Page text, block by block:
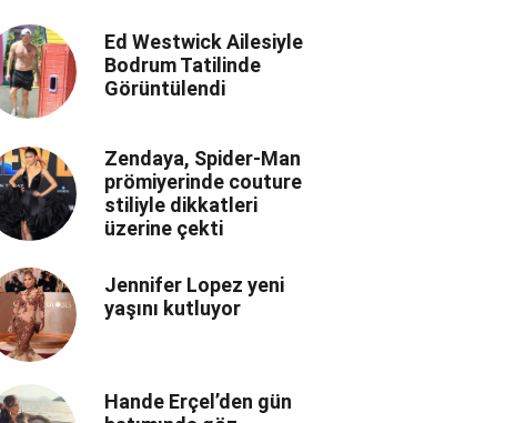
Ed Westwick Ailesiyle
Bodrum Tatilinde
Görüntülendi
Zendaya, Spider-Man
prömiyerinde couture
stiliyle dikkatleri
üzerine çekti
Jennifer Lopez yeni
yaşını kutluyor
Hande Erçel’den gün